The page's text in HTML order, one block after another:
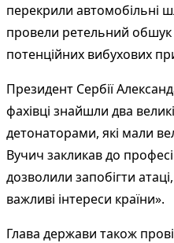
перекрили автомобільні
провели ретельний обшук
потенційних вибухових
Президент Сербії
фахівці знайшли два
детонаторами, які мали
Вучич закликав до
дозволили запобігти
важливі інтереси країни».
Глава держави також